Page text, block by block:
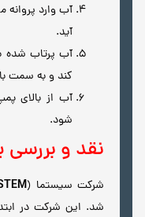
آب وارد
آید.
آب پرتاب شده
کند و به سمت
آب از بالای
شود.
نقد و
شرکت سیستما (
شد. این شرکت در